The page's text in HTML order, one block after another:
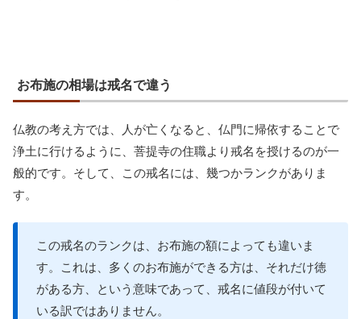
お布施の相場は戒名で違う
仏教の考え方では、人が亡くなると、仏門に帰依することで
浄土に行けるように、菩提寺の住職より戒名を授けるのが一
般的です。そして、この戒名には、幾つかランクがありま
す。
この戒名のランクは、お布施の額によっても違いま
す。これは、多くのお布施ができる方は、それだけ徳
がある方、という意味であって、戒名に値段が付いて
いる訳ではありません。